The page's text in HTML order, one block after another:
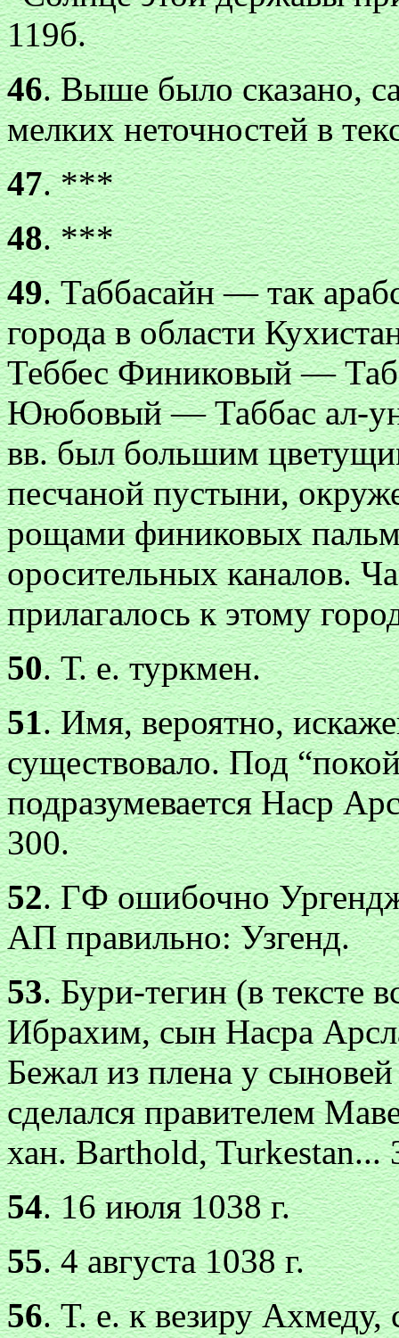
119б.
46. Выше было сказано,
мелких неточностей в
47. ***
48. ***
49. Таббасайн — так
города в области
Теббес Финиковый —
Ююбовый — Таббас ал-
вв. был большим
песчаной пустыни,
рощами финиковых пальм
оросительных каналов.
прилагалось к этому
50. Т. е. туркмен.
51. Имя, вероятно,
существовало. Под
подразумевается Наср
300.
52. ГФ ошибочно
АП правильно: Узгенд.
53. Бури-тегин (в тексте
Ибрахим, сын Насра
Бежал из плена у
сделался правителем
хан. Ваrthоld,
54. 16 июля 1038 г.
55. 4 августа 1038 г.
56. Т. е. к везиру Ахмеду,